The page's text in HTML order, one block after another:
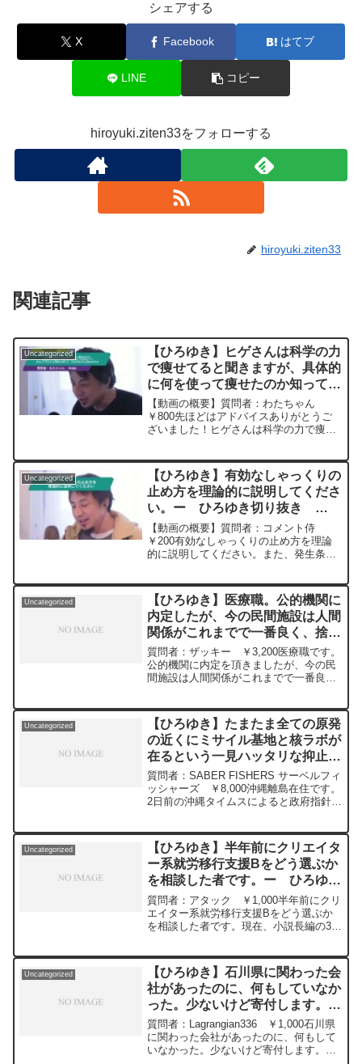
シェアする
X Facebook はてブ
LINE コピー
hiroyuki.ziten33をフォローする
hiroyuki.ziten33
関連記事
Uncategorized
【ひろゆき】ヒゲさんは科学の力
で痩せてると聞きますが、具体的
に何を使って痩せたのか知ってま
すか？？またヒゲさんから母乳が
出たら、ひろゆきさんは飲みます
かー ひろゆき切り抜き
【動画の概要】質問者：わたちゃん
￥800先ほどはアドバイスありがとうご
ざいました！ヒゲさんは科学の力で痩せ
す。またヒゲさんから母乳が出たら、ひ
ろゆきさんは飲みますか元...
Uncategorized
【ひろゆき】有効なしゃっくりの
止め方を理論的に説明してくださ
い。ー ひろゆき切り抜き
20240109
【動画の概要】質問者：コメント侍
￥200有効なしゃっくりの止め方を理論
的に説明してください。また、発生条件
付をするよ。ジョージアワインを呑みな
がら。2024/01...
Uncategorized
【ひろゆき】医療職。公的機関に
内定したが、今の民間施設は人間
関係がこれまでで一番良く、捨て
がたい。口約束で給料も上げてく
れるらしい。どうすれば？ー ひ
ろゆき切り抜き 20240112
質問者：ザッキー ￥3,200医療職です。
公的機関に内定を頂きましたが、今の民
間施設は人間関係がこれまでで一番良
呼び出しがあり、在籍3年の1年半後に基
本給を上げるから待っておいて欲しいと
言われました。口約束です。40手前で公
的機関に転職するのも最後のチャンス、
仕事的にはこちらの方がやりがいはあり
ます。もう直ぐ子供も生まれます。究極
の選択です。何かアドバイスは頂けませ
んでしょうか。元動画：能登半島に最大
３。Erdingerを呑みながら。2024/01/12
V23
https://www.youtube.com/watch?
v=c6MzCMgzBqw***************************
***************ひろゆきさんの動画で、寄
せられた質問について、一問一答形式に
してみました。過去にこんな質問してる
かな？と気になったことがあれば、下記
多くの質問を今後も編集し、アップロー
ドしていきますので、使いやすいと感じ
て頂けたら、いいね！やチャンネル登録
をよろしくお願いします。
Uncategorized
【ひろゆき】たまたま全ての原発
の近くにミサイル基地と核ラボが
在るという一見ハッタリな抑止は
即効性がある防衛となりえません
か？ー ひろゆき切り抜き
20240228
質問者：SABER FISHERS サーベルフィ
ッシャーズ ￥8,000沖縄離島在住です。
2日前の沖縄タイムスによると政府指針で
避難と示されました。米軍と自衛隊の抑
止で沖縄を守衛するのでしょう。在住の
島に自衛隊のミサイル格納庫も賛否あれ
新設されたのて言わせてもらうとたまた
ま全ての原発の近くにミサイル基地と核
ラボが在るという一見ハッタリな抑止は
即効性がある防衛となりえませんか？個
人的には抑止はハッタリと考えたます。
われますか？不躾にすいません。元動
画：ロシアの敗北は無さそうな、、
Guillaume Dursusを呑みながら
2024/02/28 W22
https://www.youtube.com/watch?
v=GK3quBgoXnQ***************************
***************ひろゆきさんの動画で、寄
せられた質問について、一問一答形式に
Uncategorized
【ひろゆき】半年前にクリエイタ
ー系就労移行支援Bをどう選ぶか
を相談した者です。ー ひろゆき
切り抜き 20240112
質問者：アタック ￥1,000半年前にクリ
エイター系就労移行支援Bをどう選ぶか
を相談した者です。現在、小説長編の30
ね」とラインで書かれました。今の事業
所自体を私が改造している途中で辞める
選択肢は無いです。クリスマス会に来る
なと言われディスコードで挨拶したらバ
ンされました。どうしたらいいでしょう
か。雇用契約では無いので労基は使えま
せん。元動画：能登半島に最大同時接続
✖️40円の寄付をするよ、その３。
Uncategorized
【ひろゆき】石川県に関わった会
社があったのに、何もしていなか
った。少ないけど寄付します。
ー ひろゆき切り抜き
20240112
質問者：Lagrangian336 ￥1,000石川県
に関わった会社があったのに、何もして
いなかった。少ないけど寄付します。元